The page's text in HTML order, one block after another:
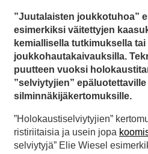
”Juutalaisten joukkotuhoa”
esimerkiksi väitettyjen
kemiallisella tutkimuksella tai
joukkohautakaivauksilla.
puutteen vuoksi
”selviytyjien” epäluotettaville
silminnäkijäkertomuksille.
”Holokaustiselviytyjien”
ristiriitaisia ja usein jopa
selviytyjä” Elie Wiesel